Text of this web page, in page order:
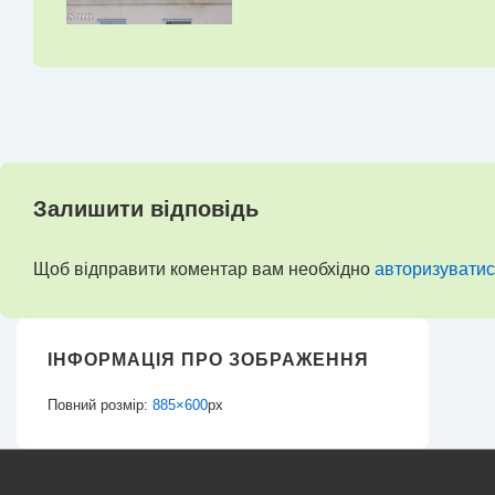
Залишити відповідь
Щоб відправити коментар вам необхідно
ІНФОРМАЦІЯ ПРО ЗОБРАЖЕННЯ
Повний розмір: 885×600px